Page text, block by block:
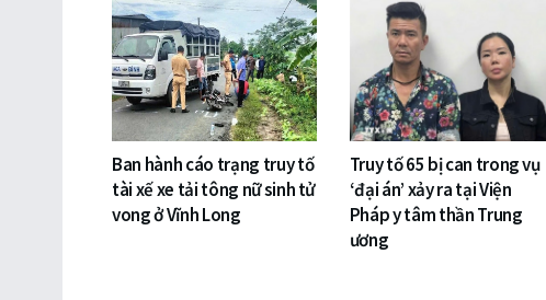
Ban hành cáo trạng truy tố
tài xế xe tải tông nữ sinh tử
vong ở Vĩnh Long
Truy tố 65 bị can trong vụ
‘đại án’ xảy ra tại Viện
Pháp y tâm thần Trung
ương